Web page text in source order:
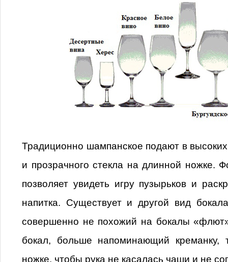
Традиционно шампанское подают в высоких
и прозрачного стекла на длинной ножке.
позволяет увидеть игру пузырьков и
напитка. Существует и другой вид
совершенно не похожий на бокалы
бокал, больше напоминающий креманку,
ножке, чтобы рука не касалась чаши и не